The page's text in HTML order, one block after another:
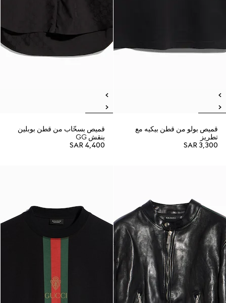
قميص بولو من قطن بيكيه مع
تطريز
SAR 3,300
قميص بسحّاب من قطن بوبلين
بنقش GG
SAR 4,400